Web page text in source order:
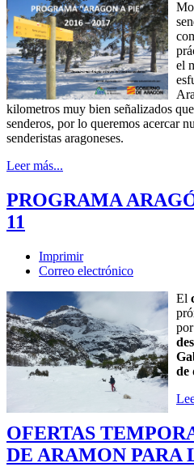
el
kilometros muy bien señalizados
senderos, por lo queremos acercar
senderistas aragoneses.
Leer más...
PROGRAMA
11
Imprimir
Correo electrónico
El
de
OFERTAS
DE ARAMON PARA